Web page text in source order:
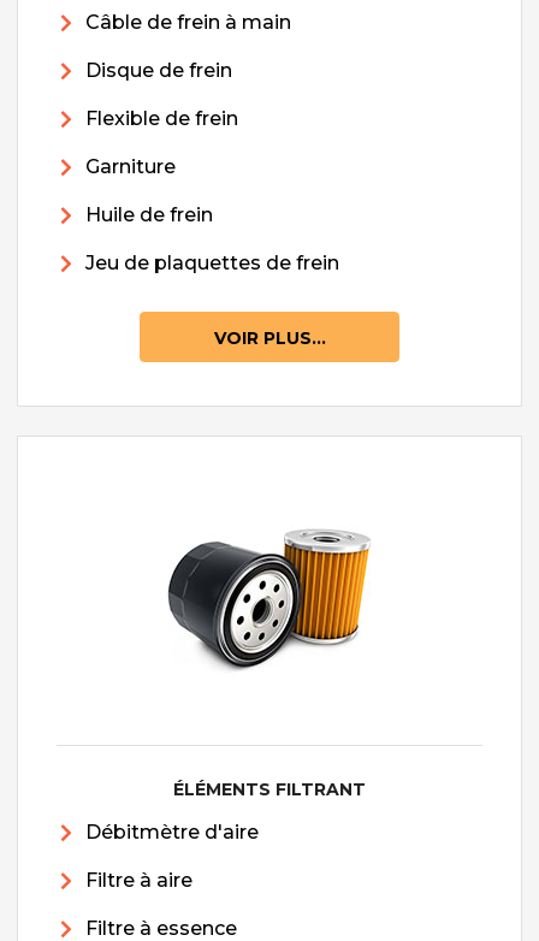
Câble de frein à main
Disque de frein
Flexible de frein
Garniture
Huile de frein
Jeu de plaquettes de frein
VOIR PLUS...
ÉLÉMENTS FILTRANT
Débitmètre d'aire
Filtre à aire
Filtre à essence